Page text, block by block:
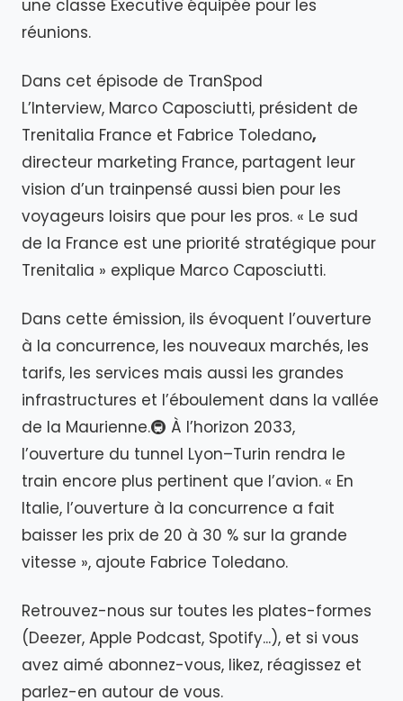
une classe Executive équipée pour les
réunions.
Dans cet épisode de TranSpod
L’Interview, Marco Caposciutti, président de
Trenitalia France et Fabrice Toledano,
directeur marketing France, partagent leur
vision d’un trainpensé aussi bien pour les
voyageurs loisirs que pour les pros. « Le sud
de la France est une priorité stratégique pour
Trenitalia » explique Marco Caposciutti.
Dans cette émission, ils évoquent l’ouverture
à la concurrence, les nouveaux marchés, les
tarifs, les services mais aussi les grandes
infrastructures et l’éboulement dans la vallée
de la Maurienne.🚇 À l’horizon 2033,
l’ouverture du tunnel Lyon–Turin rendra le
train encore plus pertinent que l’avion. « En
Italie, l’ouverture à la concurrence a fait
baisser les prix de 20 à 30 % sur la grande
vitesse », ajoute Fabrice Toledano.
Retrouvez-nous sur toutes les plates-formes
(Deezer, Apple Podcast, Spotify...), et si vous
avez aimé abonnez-vous, likez, réagissez et
parlez-en autour de vous.